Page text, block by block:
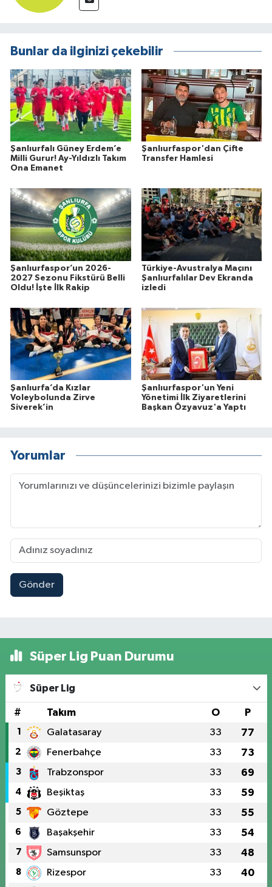
Bunlar da ilginizi çekebilir
Şanlıurfalı Güney Erdem’e
Milli Gurur! Ay-Yıldızlı Takım
Ona Emanet
Şanlıurfaspor'dan Çifte
Transfer Hamlesi
Şanlıurfaspor’un 2026-
2027 Sezonu Fikstürü Belli
Oldu! İşte İlk Rakip
Türkiye-Avustralya Maçını
Şanlıurfalılar Dev Ekranda
izledi
Şanlıurfa’da Kızlar
Voleybolunda Zirve
Siverek’in
Şanlıurfaspor'un Yeni
Yönetimi İlk Ziyaretlerini
Başkan Özyavuz'a Yaptı
Yorumlar
Gönder
Süper Lig Puan Durumu
Süper Lig
# Takım O P
1 Galatasaray 33 77
2 Fenerbahçe 33 73
3 Trabzonspor 33 69
4 Beşiktaş 33 59
5 Göztepe 33 55
6 Başakşehir 33 54
7 Samsunspor 33 48
8 Rizespor 33 40